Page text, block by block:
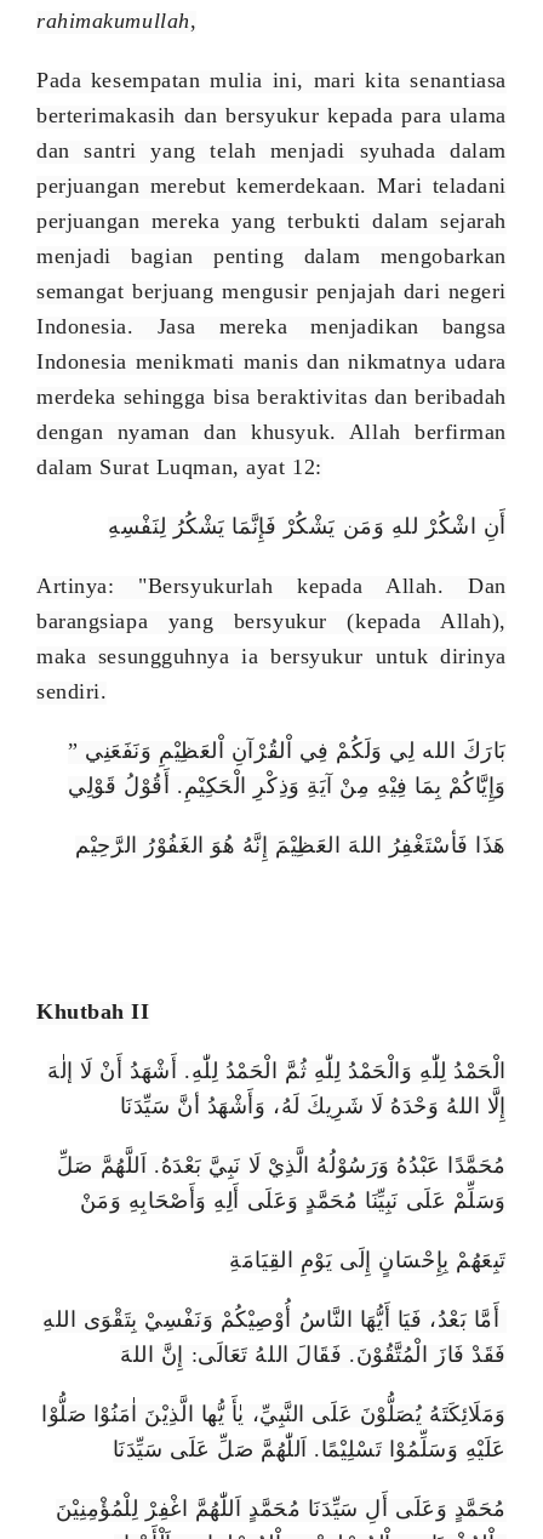
rahimakumullah,
Pada kesempatan mulia ini, mari kita senantiasa
berterimakasih dan bersyukur kepada para ulama
dan santri yang telah menjadi syuhada dalam
perjuangan merebut kemerdekaan. Mari teladani
perjuangan mereka yang terbukti dalam sejarah
menjadi bagian penting dalam mengobarkan
semangat berjuang mengusir penjajah dari negeri
Indonesia. Jasa mereka menjadikan bangsa
Indonesia menikmati manis dan nikmatnya udara
merdeka sehingga bisa beraktivitas dan beribadah
dengan nyaman dan khusyuk. Allah berfirman
dalam Surat Luqman, ayat 12:
أَنِ اشْكُرْ للهِ وَمَن يَشْكُرْ فَإِنَّمَا يَشْكُرُ لِنَفْسِهِ
Artinya: "Bersyukurlah kepada Allah. Dan
barangsiapa yang bersyukur (kepada Allah),
maka sesungguhnya ia bersyukur untuk dirinya
sendiri.
” بَارَكَ الله لِي وَلَكُمْ فِي اْلقُرْآنِ اْلعَظِيْمِ وَنَفَعَنِي
وَإِيَّاكُمْ بِمَا فِيْهِ مِنْ آيَةِ وَذِكْرِ الْحَكِيْمِ. أَقُوْلُ قَوْلِي
هَذَا فَأسْتَغْفِرُ اللهَ العَظِيْمَ إِنَّهُ هُوَ الغَفُوْرُ الرَّحِيْم
Khutbah II
الْحَمْدُ لِلّٰهِ وَالْحَمْدُ لِلّٰهِ ثُمَّ الْحَمْدُ لِلّٰهِ. أَشْهَدُ أَنْ لَا إلٰهَ
إِلَّا اللهُ وَحْدَهُ لَا شَرِيكَ لَهُ، وَأَشْهَدُ أنَّ سَيِّدَنَا
مُحَمَّدًا عَبْدُهُ وَرَسُوْلُهُ الَّذِيْ لَا نَبِيَّ بَعْدَهُ. اَللَّهُمَّ صَلِّ
وَسَلِّمْ عَلَى نَبِيِّنَا مُحَمَّدٍ وَعَلَى أَلِهِ وَأَصْحَابِهِ وَمَنْ
تَبِعَهُمْ بِإِحْسَانٍ إِلَى يَوْمِ القِيَامَةِ
أَمَّا بَعْدُ، فَيَا أَيُّهَا النَّاسُ أُوْصِيْكُمْ وَنَفْسِيْ بِتَقْوَى اللهِ
فَقَدْ فَازَ الْمُتَّقُوْنَ. فَقَالَ اللهُ تَعَالَى: إِنَّ اللهَ
وَمَلَائِكَتَهُ يُصَلُّوْنَ عَلَى النَّبِيِّ، يٰأَ يُّها الَّذِيْنَ اٰمَنُوْا صَلُّوْا
عَلَيْهِ وَسَلِّمُوْا تَسْلِيْمًا. اَللّٰهُمَّ صَلِّ عَلَى سَيِّدَنَا
مُحَمَّدٍ وَعَلَى أَلِ سَيِّدَنَا مُحَمَّدٍ اَللّٰهُمَّ اغْفِرْ لِلْمُؤْمِنِيْنَ